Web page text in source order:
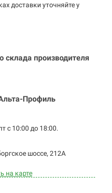
доставки уточняйте у
склада производителя
Профиль
с 10:00 до 18:00.
шоссе, 212А
на карте